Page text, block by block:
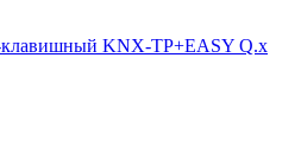
клавишный KNX-TP+EASY Q.x